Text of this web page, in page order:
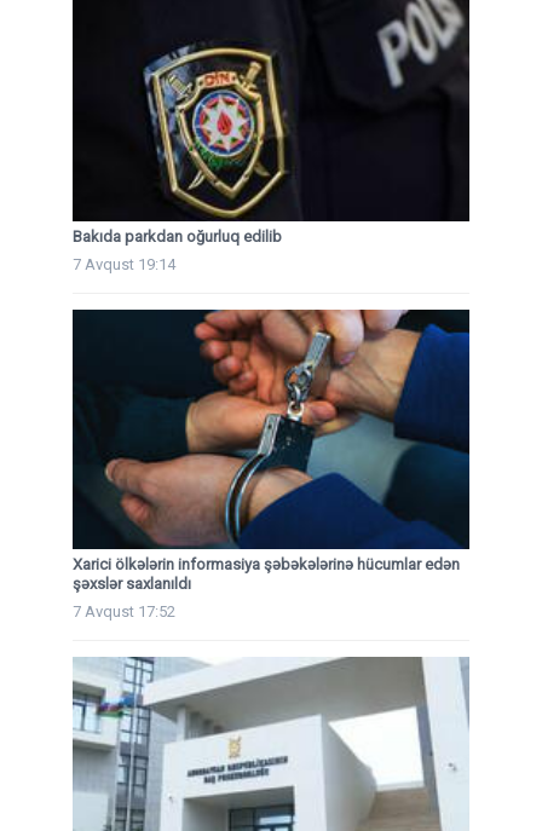
Bakıda parkdan oğurluq edilib
7 Avqust 19:14
Xarici ölkələrin informasiya şəbəkələrinə hücumlar edən
şəxslər saxlanıldı
7 Avqust 17:52